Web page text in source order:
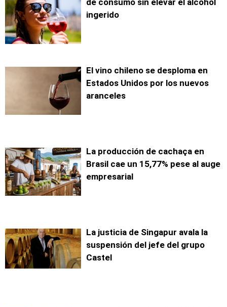
ingerido
El vino chileno se desploma en
Estados Unidos por los nuevos
aranceles
La producción de cachaça en
Brasil cae un 15,77% pese al auge
empresarial
La justicia de Singapur avala la
suspensión del jefe del grupo
Castel